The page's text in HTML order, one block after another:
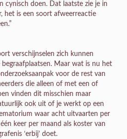
cynisch doen. Dat laatste zie je in
het is een soort afweerreactie
verschijnselen zich kunnen
Maar wat is nu het
voor de rest van
die alleen of met een of
vinden dit misschien maar
ook uit of je werkt op een
waar acht uitvaarten per
keer per maand als koster van
‘erbij’ doet.